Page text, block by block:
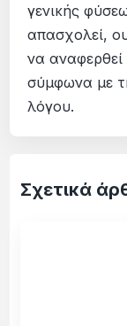
γενικής
απασχολεί,
να
σύμφωνα με
λόγου.
Σχετικά